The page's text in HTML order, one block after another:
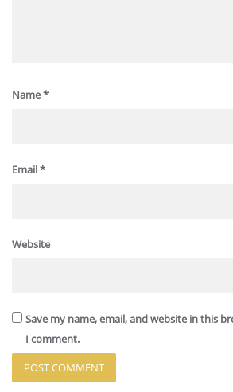
Name*
Email*
Website
Save my name, email, and website in this
I comment.